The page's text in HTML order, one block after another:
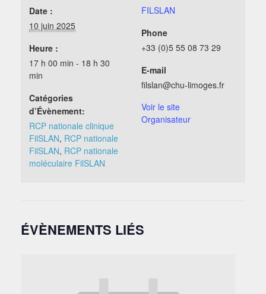
Date :
10 juin 2025
Heure :
17 h 00 min - 18 h 30
min
Catégories
d’Évènement:
RCP nationale clinique
FilSLAN, RCP nationale
FilSLAN, RCP nationale
moléculaire FilSLAN
FILSLAN
Phone
+33 (0)5 55 08 73 29
E-mail
filslan@chu-limoges.fr
Voir le site
Organisateur
ÉVÈNEMENTS LIÉS